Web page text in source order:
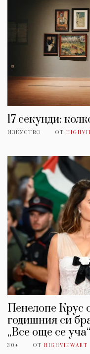
17 секунди:
ИЗКУСТВО ОТ
Пенелопе Крус
годишния си
„Все още се уча“
30+ ОТ HIGHVIEWART